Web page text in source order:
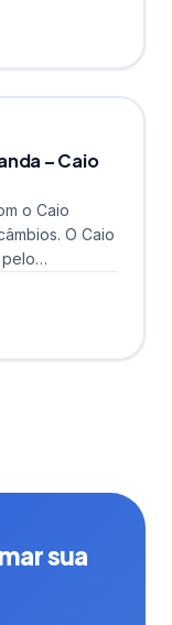
– Caio
o Caio
O Caio
pelo
sua